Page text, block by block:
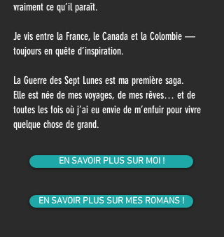
vraiment ce qu’il paraît.
Je vis entre la France, le Canada et la Colombie —
toujours en quête d’inspiration.
La Guerre des Sept Lunes est ma première saga.
Elle est née de mes voyages, de mes rêves… et de
toutes les fois où j’ai eu envie de m’enfuir pour vivre
quelque chose de grand.
EN SAVOIR PLUS SUR MOI !
EN SAVOIR PLUS SUR MES ROMANS !